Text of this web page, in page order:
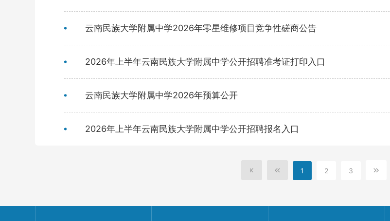
云南民族大学附属中学2026年零星维修项目竞争性磋商公告
2026年上半年云南民族大学附属中学公开招聘准考证打印入口
云南民族大学附属中学2026年预算公开
2026年上半年云南民族大学附属中学公开招聘报名入口
1 2 3